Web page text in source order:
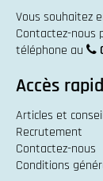
Vous souhaitez
Contactez-nous
téléphone au
Accès
Articles et
Recrutement
Contactez-nous
Conditions